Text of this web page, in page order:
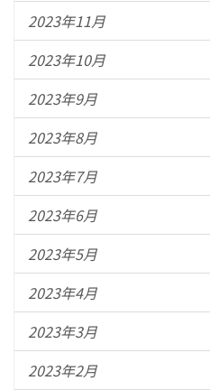
2023年11月
2023年10月
2023年9月
2023年8月
2023年7月
2023年6月
2023年5月
2023年4月
2023年3月
2023年2月